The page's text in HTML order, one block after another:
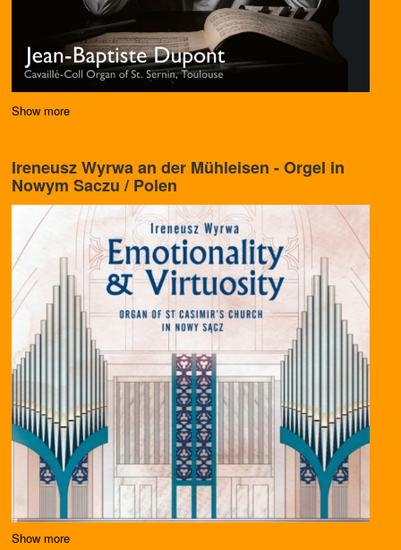
Show more
Ireneusz Wyrwa an der Mühleisen - Orgel in
Nowym Saczu / Polen
Show more